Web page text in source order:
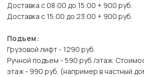
Доставка с 08:00 до 15:00 + 900 руб.
Доставка с 15:00 до 23:00 + 900 руб.
Подъем:
Грузовой лифт - 1290 руб.
Ручной подъем - 590 руб./этаж.
этаж - 990 руб. (например в частный